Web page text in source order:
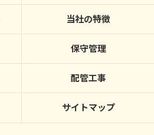
当社の特徴
保守管理
配管工事
サイトマップ